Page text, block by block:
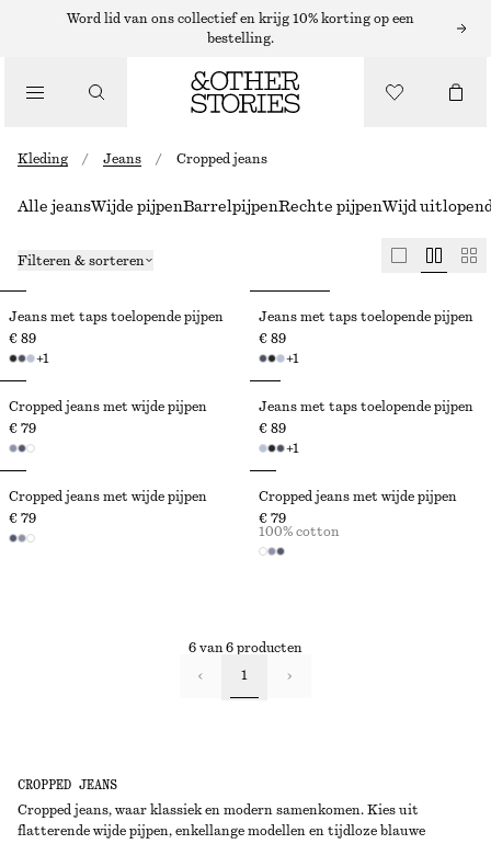
Word lid van ons collectief en krijg 10% korting op een
bestelling.
Kleding / Jeans / Cropped jeans
CROPPED JEANS
Cropped jeans, waar klassiek en modern samenkomen. Kies uit
flatterende wijde pijpen, enkellange modellen en tijdloze blauwe
Alle jeansWijde pijpenBarrelpijpenRechte pijpenWijd
Filteren & sorteren
Jeans met taps toelopende pijpen
€ 89
+1
Jeans met taps toelopende pijpen
€ 89
+1
Cropped jeans met wijde pijpen
€ 79
Jeans met taps toelopende pijpen
€ 89
+1
Cropped jeans met wijde pijpen
€ 79
Cropped jeans met wijde pijpen
€ 79
100% cotton
6 van 6 producten
1